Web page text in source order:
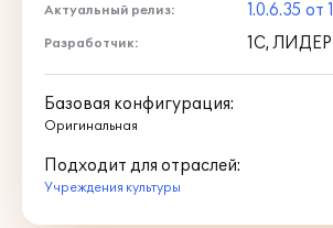
Актуальный релиз: 1.0.6.35 от
Разработчик: 1С,
Базовая конфигурация:
Оригинальная
Подходит для отраслей:
Учреждения культуры